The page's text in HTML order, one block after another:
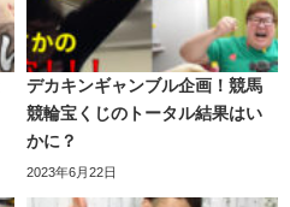
デカキンギャンブル企画！競馬
競輪宝くじのトータル結果はい
かに？
2023年6月22日